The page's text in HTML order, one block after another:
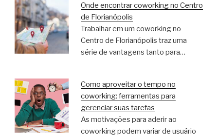
Onde encontrar coworking no Centro
de Florianópolis
Trabalhar em um coworking no
Centro de Florianópolis traz uma
série de vantagens tanto para…
Como aproveitar o tempo no
coworking: ferramentas para
gerenciar suas tarefas
As motivações para aderir ao
coworking podem variar de usuário